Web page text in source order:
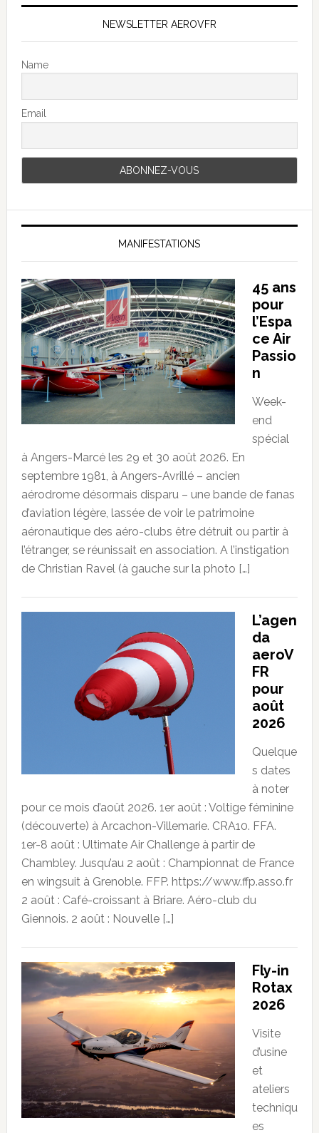
NEWSLETTER AEROVFR
Name
Email
MANIFESTATIONS
45 ans
pour
l’Espa
ce Air
Passio
n
Week-
end
spécial
à Angers-Marcé les 29 et 30 août 2026. En
septembre 1981, à Angers-Avrillé – ancien
aérodrome désormais disparu – une bande de fanas
d’aviation légère, lassée de voir le patrimoine
aéronautique des aéro-clubs être détruit ou partir à
l’étranger, se réunissait en association. A l’instigation
de Christian Ravel (à gauche sur la photo […]
L’agen
da
aeroV
FR
pour
août
2026
Quelque
s dates
à noter
pour ce mois d’août 2026. 1er août : Voltige féminine
(découverte) à Arcachon-Villemarie. CRA10. FFA.
1er-8 août : Ultimate Air Challenge à partir de
Chambley. Jusqu’au 2 août : Championnat de France
en wingsuit à Grenoble. FFP. https://www.ffp.asso.fr
2 août : Café-croissant à Briare. Aéro-club du
Giennois. 2 août : Nouvelle […]
Fly-in
Rotax
2026
Visite
d’usine
et
ateliers
techniqu
es